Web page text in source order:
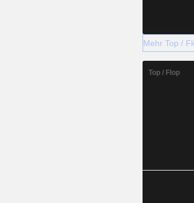
Mehr Top /
Top / Flop